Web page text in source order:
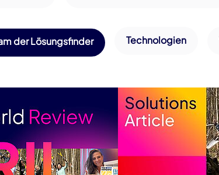
der Lösungsfinder Technologien